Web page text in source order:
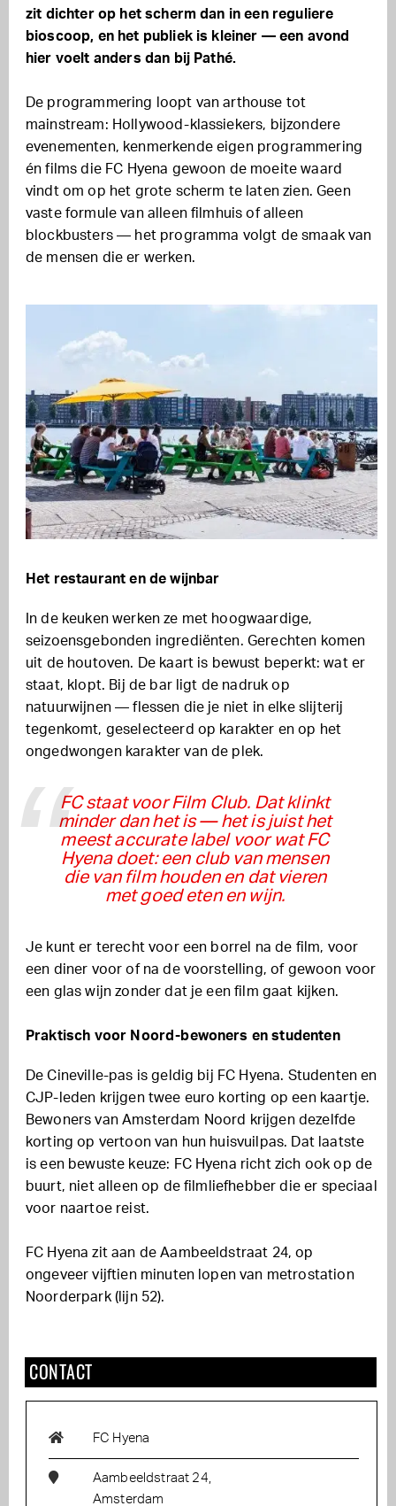
zit dichter op het scherm dan in een reguliere
bioscoop, en het publiek is kleiner — een avond
hier voelt anders dan bij Pathé.
De programmering loopt van arthouse tot
mainstream: Hollywood-klassiekers, bijzondere
evenementen, kenmerkende eigen programmering
én films die FC Hyena gewoon de moeite waard
vindt om op het grote scherm te laten zien. Geen
vaste formule van alleen filmhuis of alleen
blockbusters — het programma volgt de smaak van
de mensen die er werken.
Het restaurant en de wijnbar
In de keuken werken ze met hoogwaardige,
seizoensgebonden ingrediënten. Gerechten komen
uit de houtoven. De kaart is bewust beperkt: wat er
staat, klopt. Bij de bar ligt de nadruk op
natuurwijnen — flessen die je niet in elke slijterij
tegenkomt, geselecteerd op karakter en op het
ongedwongen karakter van de plek.
FC staat voor Film Club. Dat klinkt
minder dan het is — het is juist het
meest accurate label voor wat FC
Hyena doet: een club van mensen
die van film houden en dat vieren
met goed eten en wijn.
Je kunt er terecht voor een borrel na de film, voor
een diner voor of na de voorstelling, of gewoon voor
een glas wijn zonder dat je een film gaat kijken.
Praktisch voor Noord-bewoners en studenten
De Cineville-pas is geldig bij FC Hyena. Studenten en
CJP-leden krijgen twee euro korting op een kaartje.
Bewoners van Amsterdam Noord krijgen dezelfde
korting op vertoon van hun huisvuilpas. Dat laatste
is een bewuste keuze: FC Hyena richt zich ook op de
buurt, niet alleen op de filmliefhebber die er speciaal
voor naartoe reist.
FC Hyena zit aan de Aambeeldstraat 24, op
ongeveer vijftien minuten lopen van metrostation
Noorderpark (lijn 52).
CONTACT
FC Hyena
Aambeeldstraat 24,
Amsterdam